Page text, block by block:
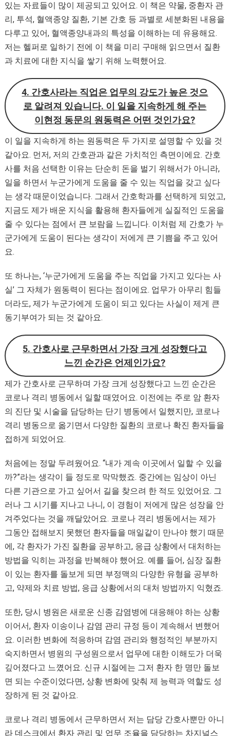
있는 자료들이 많이 제공되고 있어요. 이 책은 약물, 중환자 관
리, 투석, 혈액종양 질환, 기본 간호 등 과별로 세분화된 내용을
다루고 있어, 혈액종양내과의 특성을 이해하는 데 유용해요.
저는 헬퍼로 일하기 전에 이 책을 미리 구매해 읽으면서 질환
과 치료에 대한 지식을 쌓기 위해 노력했어요.
4. 간호사라는 직업은 업무의 강도가 높은 것으
로 알려져 있습니다. 이 일을 지속하게 해 주는
이현정 동문의 원동력은 어떤 것인가요?
이 일을 지속하게 하는 원동력은 두 가지로 설명할 수 있을 것
같아요. 먼저, 저의 간호관과 같은 가치적인 측면이에요. 간호
사를 처음 선택한 이유는 단순히 돈을 벌기 위해서가 아니라,
일을 하면서 누군가에게 도움을 줄 수 있는 직업을 갖고 싶다
는 생각 때문이었습니다. 그래서 간호학과를 선택하게 되었고,
지금도 제가 배운 지식을 활용해 환자들에게 실질적인 도움을
줄 수 있다는 점에서 큰 보람을 느낍니다. 이처럼 제 간호가 누
군가에게 도움이 된다는 생각이 저에게 큰 기쁨을 주고 있어
요.
또 하나는, ‘누군가에게 도움을 주는 직업을 가지고 있다는 사
실’ 그 자체가 원동력이 된다는 점이에요. 업무가 아무리 힘들
더라도, 제가 누군가에게 도움이 되고 있다는 사실이 제게 큰
동기부여가 되는 것 같아요.
5. 간호사로 근무하면서 가장 크게 성장했다고
느낀 순간은 언제인가요?
제가 간호사로 근무하며 가장 크게 성장했다고 느낀 순간은
코로나 격리 병동에서 일할 때였어요. 이전에는 주로 암 환자
의 진단 및 시술을 담당하는 단기 병동에서 일했지만, 코로나
격리 병동으로 옮기면서 다양한 질환의 코로나 확진 환자들을
접하게 되었어요.
처음에는 정말 두려웠어요. “내가 계속 이곳에서 일할 수 있을
까?”라는 생각이 들 정도로 막막했죠. 중간에는 임상이 아닌
다른 기관으로 가고 싶어서 길을 찾으려 한 적도 있었어요. 그
러나 그 시기를 지나고 나니, 이 경험이 저에게 많은 성장을 안
겨주었다는 것을 깨달았어요. 코로나 격리 병동에서는 제가
그동안 접해보지 못했던 환자들을 매일같이 만나야 했기 때문
에, 각 환자가 가진 질환을 공부하고, 응급 상황에서 대처하는
방법을 익히는 과정을 반복해야 했어요. 예를 들어, 심장 질환
이 있는 환자를 돌보게 되면 부정맥의 다양한 유형을 공부하
고, 약제와 치료 방법, 응급 상황에서의 대처 방법까지 익혔죠.
또한, 당시 병원은 새로운 신종 감염병에 대응해야 하는 상황
이어서, 환자 이송이나 감염 관리 규정 등이 계속해서 변했어
요. 이러한 변화에 적응하며 감염 관리와 행정적인 부분까지
숙지하면서 병원의 구성원으로서 업무에 대한 이해도가 더욱
깊어졌다고 느꼈어요. 신규 시절에는 그저 환자 한 명만 돌보
면 되는 수준이었다면, 상황 변화에 맞춰 제 능력과 역할도 성
장하게 된 것 같아요.
코로나 격리 병동에서 근무하면서 저는 담당 간호사뿐만 아니
라 데스크에서 환자 관리 및 업무 조율을 담당하는 차지널스